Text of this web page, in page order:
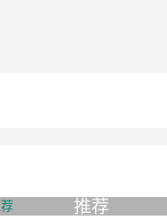
推荐